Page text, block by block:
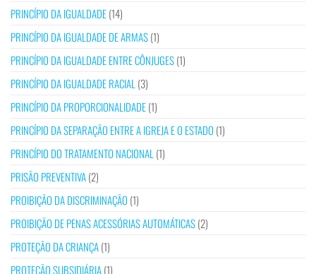
PRINCÍPIO DA IGUALDADE(14)
PRINCÍPIO DA IGUALDADE DE ARMAS(1)
PRINCÍPIO DA IGUALDADE ENTRE CÔNJUGES(1)
PRINCÍPIO DA IGUALDADE RACIAL (3)
PRINCÍPIO DA PROPORCIONALIDADE(1)
PRINCÍPIO DA SEPARAÇÃO ENTRE A IGREJA E O ESTADO (1)
PRINCÍPIO DO TRATAMENTO NACIONAL (1)
PRISÃO PREVENTIVA(2)
PROIBIÇÃO DA DISCRIMINAÇÃO (1)
PROIBIÇÃO DE PENAS ACESSÓRIAS AUTOMÁTICAS(2)
PROTEÇÃO DA CRIANÇA(1)
PROTEÇÃO SUBSIDIÁRIA(1)